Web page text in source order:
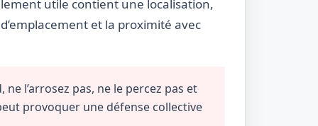
utile contient une localisation,
et la proximité avec
l’arrosez pas, ne le percez pas et
provoquer une défense collective